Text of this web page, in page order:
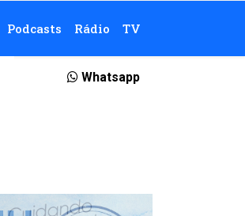
Podcasts Rádio TV
Whatsapp